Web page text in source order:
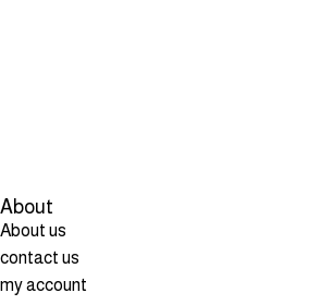
About
About us
contact us
my account